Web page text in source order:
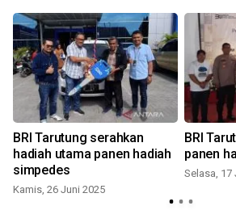
BRI Tarutung serahkan
hadiah utama panen hadiah
simpedes
Kamis, 26 Juni 2025
BRI
panen
Selasa, 17